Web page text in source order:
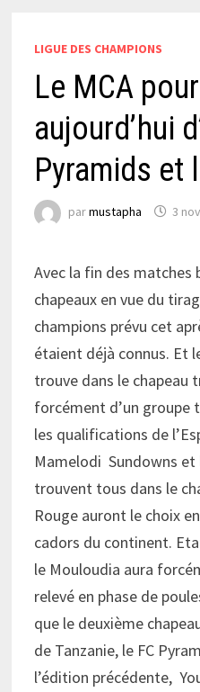
LIGUE DES CHAMPIONS
Le MCA
aujourd’hui
Pyramids et
parmustapha 3
Avec la fin des matches
chapeaux en vue du
champions prévu cet
étaient déjà connus. Et
trouve dans le chapeau
forcément d’un groupe
les qualifications de
Mamelodi Sundowns et
trouvent tous dans le
Rouge auront le choix
cadors du continent.
le Mouloudia aura
relevé en phase de
que le deuxième
de Tanzanie, le FC
l’édition précédente,